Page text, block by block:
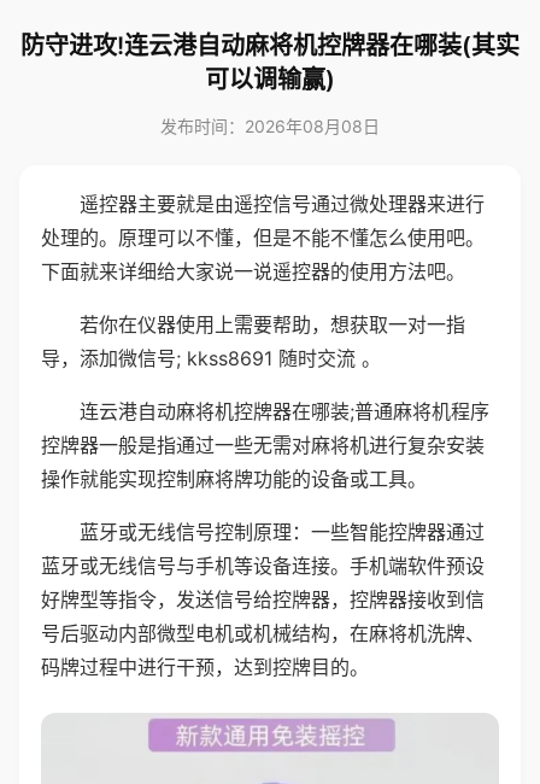
防守进攻!连云港自动麻将机控牌器在哪装(其实
可以调输赢)
发布时间：2026年08月08日
遥控器主要就是由遥控信号通过微处理器来进行
处理的。原理可以不懂，但是不能不懂怎么使用吧。
下面就来详细给大家说一说遥控器的使用方法吧。
若你在仪器使用上需要帮助，想获取一对一指
导，添加微信号; kkss8691 随时交流 。
连云港自动麻将机控牌器在哪装;普通麻将机程序
控牌器一般是指通过一些无需对麻将机进行复杂安装
操作就能实现控制麻将牌功能的设备或工具。
蓝牙或无线信号控制原理：一些智能控牌器通过
蓝牙或无线信号与手机等设备连接。手机端软件预设
好牌型等指令，发送信号给控牌器，控牌器接收到信
号后驱动内部微型电机或机械结构，在麻将机洗牌、
码牌过程中进行干预，达到控牌目的。